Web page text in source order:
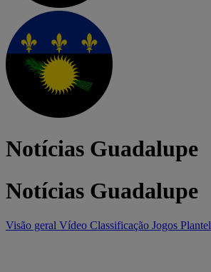
Notícias Guadalupe
Notícias Guadalupe
Visão geral Vídeo Classificação Jogos Plantel